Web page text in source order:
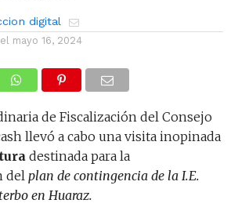
digital
mayo 16, 2024
de Fiscalización del Consejo
llevó a cabo una visita inopinada
destinada para la
del plan de contingencia de la I.E.
en Huaraz.